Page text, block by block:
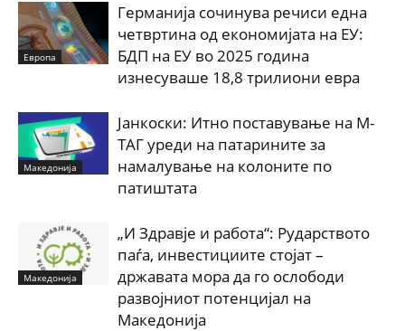
Европа
Германија сочинува речиси една
четвртина од економијата на ЕУ:
БДП на ЕУ во 2025 година
изнесуваше 18,8 трилиони евра
Македонија
Јанкоски: Итно поставување на М-
ТАГ уреди на патарините за
намалување на колоните по
патиштата
Македонија
„И Здравје и работа“: Рударството
паѓа, инвестициите стојат –
државата мора да го ослободи
развојниот потенцијал на
Македонија